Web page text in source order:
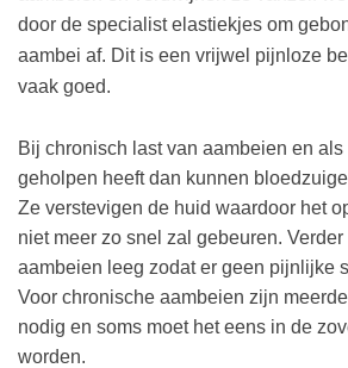
door de specialist elastiekjes om
aambei af. Dit is een vrijwel pijnloze
vaak goed.
Bij chronisch last van aambeien en
geholpen heeft dan kunnen
Ze verstevigen de huid waardoor het
niet meer zo snel zal gebeuren.
aambeien leeg zodat er geen pijnlijke
Voor chronische aambeien zijn
nodig en soms moet het eens in de
worden.